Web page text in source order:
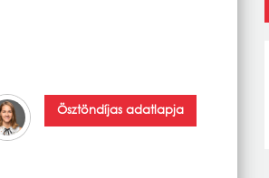
Ösztöndíjas adatlapja